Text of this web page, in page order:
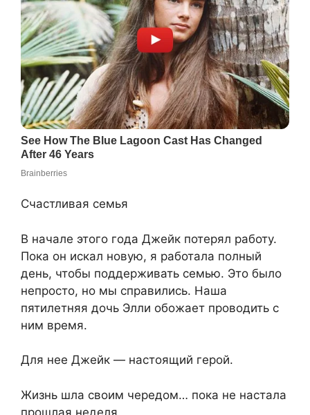
Счастливая семья
В начале этого года Джейк потерял работу.
Пока он искал новую, я работала полный
день, чтобы поддерживать семью. Это было
непросто, но мы справились. Наша
пятилетняя дочь Элли обожает проводить с
ним время.
Для нее Джейк — настоящий герой.
Жизнь шла своим чередом… пока не настала
прошлая неделя.